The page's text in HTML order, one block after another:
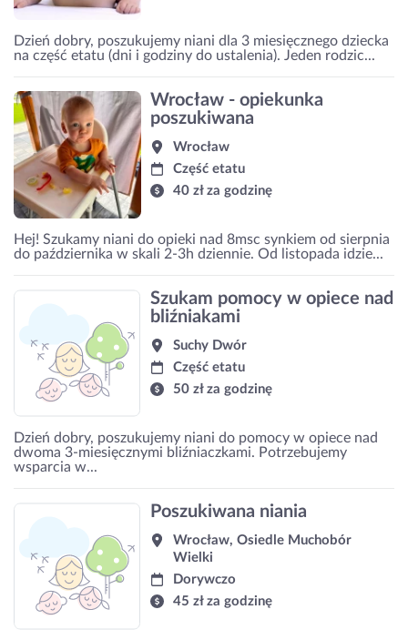
Dzień dobry, poszukujemy niani dla 3 miesięcznego dziecka
na część etatu (dni i godziny do ustalenia). Jeden rodzic...
Wrocław - opiekunka
poszukiwana
Wrocław
Część etatu
40 zł za godzinę
Hej! Szukamy niani do opieki nad 8msc synkiem od sierpnia
do października w skali 2-3h dziennie. Od listopada idzie...
Szukam pomocy w opiece nad
bliźniakami
Suchy Dwór
Część etatu
50 zł za godzinę
Dzień dobry, poszukujemy niani do pomocy w opiece nad
dwoma 3-miesięcznymi bliźniaczkami. Potrzebujemy
wsparcia w...
Poszukiwana niania
Wrocław, Osiedle Muchobór
Wielki
Dorywczo
45 zł za godzinę